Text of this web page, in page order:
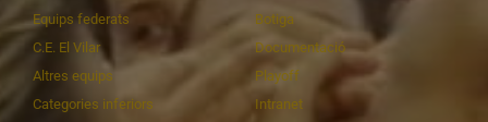
Equips federats
C.E. El Vilar
Altres equips
Categories inferiors
Botiga
Documentació
Playoff
Intranet